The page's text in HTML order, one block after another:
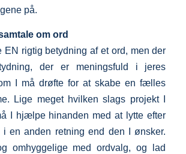
på.
om ord
EN rigtig betydning af et ord, men der
der er meningsfuld i jeres
I må drøfte for at skabe en fælles
Lige meget hvilken slags projekt I
I hjælpe hinanden med at lytte efter
i en anden retning end den I ønsker.
omhyggelige med ordvalg, og lad